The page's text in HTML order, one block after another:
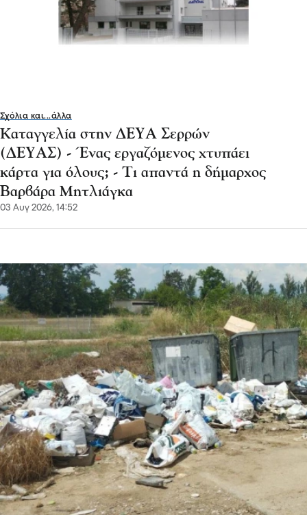
Σχόλια και...άλλα
Καταγγελία στην ΔΕΥΑ Σερρών
(ΔΕΥΑΣ) - Ένας εργαζόμενος χτυπάει
κάρτα για όλους; - Τι απαντά η δήμαρχος
Βαρβάρα Μητλιάγκα
03 Αυγ 2026, 14:52